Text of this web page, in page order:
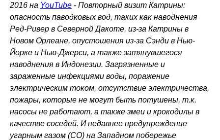
2016 на YouTube - Повторный визит Катрины:
опасность паводковых вод, таких как наводнения
Ред-Ривер в Северной Дакоте, из-за Катрины в
Новом Орлеане, опустошения из-за Сэнди в Нью-
Йорке и Нью-Джерси, а также затянувшегося
наводнения в Индонезии. Загрязненные и
зараженные инфекциями воды, поражение
электрическим током, отсутствие электричества,
пожары, которые не могут быть потушены, т.к.
насосы не работают, а также змеи и крокодилы в
качестве соседей. И недавнее предупреждение
угарным газом (CO) на Западном побережье